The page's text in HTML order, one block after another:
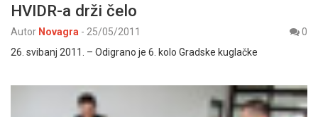
HVIDR-a drži čelo
Autor Novagra - 25/05/2011
0
26. svibanj 2011. – Odigrano je 6. kolo Gradske kuglačke